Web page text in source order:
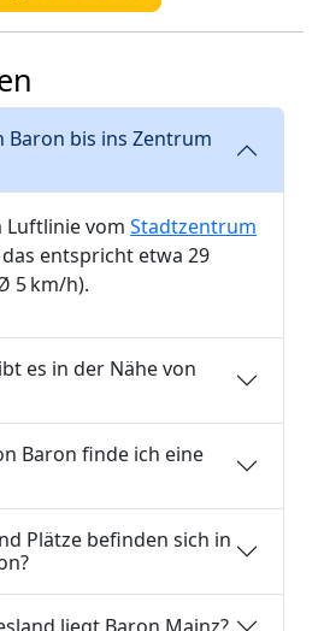
Baron bis ins Zentrum
Luftlinie vom Stadtzentrum
entspricht etwa 29
5 km/h).
es in der Nähe von
Baron finde ich eine
Plätze befinden sich in
liegt Baron Mainz?